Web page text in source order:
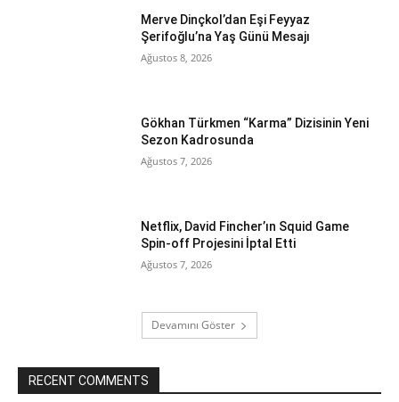
Merve Dinçkol’dan Eşi Feyyaz
Şerifoğlu’na Yaş Günü Mesajı
Ağustos 8, 2026
Gökhan Türkmen “Karma” Dizisinin Yeni
Sezon Kadrosunda
Ağustos 7, 2026
Netflix, David Fincher’ın Squid Game
Spin-off Projesini İptal Etti
Ağustos 7, 2026
Devamını Göster
RECENT COMMENTS